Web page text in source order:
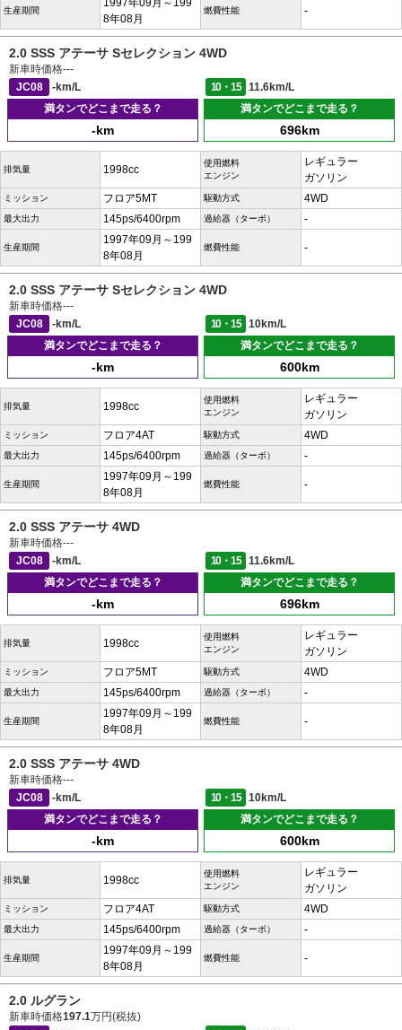
生産期間
1997年09月～199
8年08月
燃費性能 -
2.0 SSS アテーサ Sセレクション 4WD
新車時価格---
JC08
-km/L 10・15
11.6km/L
満タンでどこまで走る？
-km
満タンでどこまで走る？
696km
排気量 1998cc
使用燃料
エンジン
レギュラー
ガソリン
ミッション フロア5MT 駆動方式 4WD
最大出力 145ps/6400rpm 過給器（ターボ） -
生産期間
1997年09月～199
8年08月
燃費性能 -
2.0 SSS アテーサ Sセレクション 4WD
新車時価格---
JC08
-km/L 10・15
10km/L
満タンでどこまで走る？
-km
満タンでどこまで走る？
600km
排気量 1998cc
使用燃料
エンジン
レギュラー
ガソリン
ミッション フロア4AT 駆動方式 4WD
最大出力 145ps/6400rpm 過給器（ターボ） -
生産期間
1997年09月～199
8年08月
燃費性能 -
2.0 SSS アテーサ 4WD
新車時価格---
JC08
-km/L 10・15
11.6km/L
満タンでどこまで走る？
-km
満タンでどこまで走る？
696km
排気量 1998cc
使用燃料
エンジン
レギュラー
ガソリン
ミッション フロア5MT 駆動方式 4WD
最大出力 145ps/6400rpm 過給器（ターボ） -
生産期間
1997年09月～199
8年08月
燃費性能 -
2.0 SSS アテーサ 4WD
新車時価格---
JC08
-km/L 10・15
10km/L
満タンでどこまで走る？
-km
満タンでどこまで走る？
600km
排気量 1998cc
使用燃料
エンジン
レギュラー
ガソリン
ミッション フロア4AT 駆動方式 4WD
最大出力 145ps/6400rpm 過給器（ターボ） -
生産期間
1997年09月～199
8年08月
燃費性能 -
2.0 ルグラン
新車時価格197.1万円(税抜)